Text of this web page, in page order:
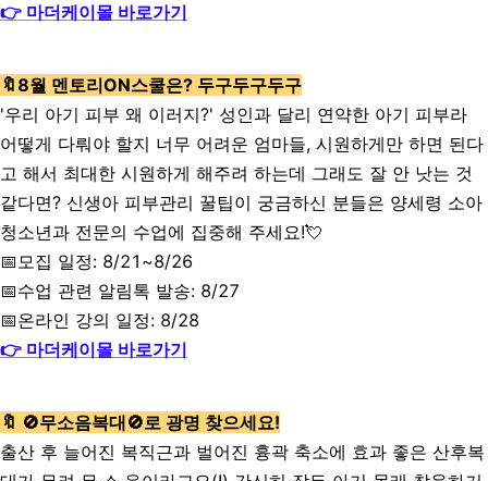
👉 마더케이몰 바로가기
🔖8월 멘토리ON스쿨은? 두구두구두구
'우리 아기 피부 왜 이러지?' 성인과 달리 연약한 아기 피부라
어떻게 다뤄야 할지 너무 어려운 엄마들, 시원하게만 하면 된다
고 해서 최대한 시원하게 해주려 하는데 그래도 잘 안 낫는 것
같다면? 신생아 피부관리 꿀팁이 궁금하신 분들은 양세령 소아
청소년과 전문의 수업에 집중해 주세요!💘
📅모집 일정: 8/21~8/26
📅수업 관련 알림톡 발송: 8/27
📅온라인 강의 일정: 8/28
👉 마더케이몰 바로가기
🔖 🚫무소음복대🚫로 광명 찾으세요!
출산 후 늘어진 복직근과 벌어진 흉곽 축소에 효과 좋은 산후복